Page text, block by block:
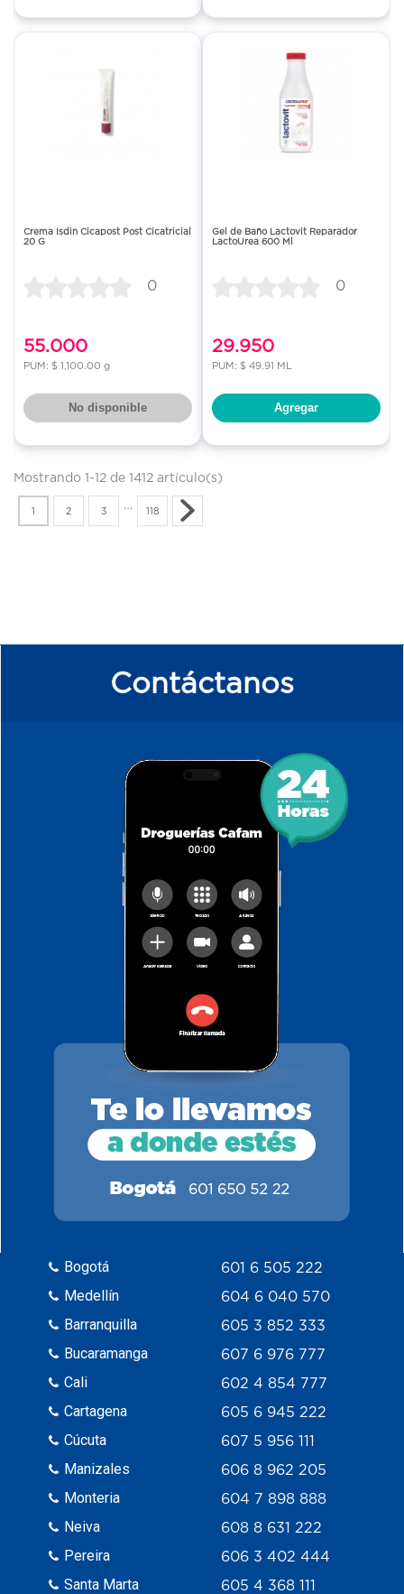
Crema Isdin Cicapost Post Cicatricial
20 G
0
55.000
PUM: $ 1,100.00 g
No disponible
Gel de Baño Lactovit Reparador
LactoUrea 600 Ml
0
29.950
PUM: $ 49.91 ML
Agregar
Mostrando 1-12 de 1412 artículo(s)
1 2 3 … 118
Contáctanos
Bogotá
Medellín
Barranquilla
Bucaramanga
Cali
Cartagena
Cúcuta
Manizales
Monteria
Neiva
Pereira
Santa Marta
601 6 505 222
604 6 040 570
605 3 852 333
607 6 976 777
602 4 854 777
605 6 945 222
607 5 956 111
606 8 962 205
604 7 898 888
608 8 631 222
606 3 402 444
605 4 368 111